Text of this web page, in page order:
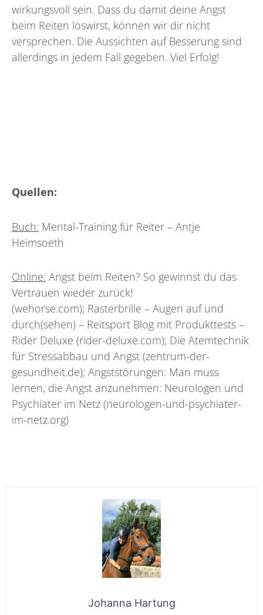
wirkungsvoll sein. Dass du damit deine Angst
beim Reiten loswirst, können wir dir nicht
versprechen. Die Aussichten auf Besserung sind
allerdings in jedem Fall gegeben. Viel Erfolg!
Quellen:
Buch: Mental-Training für Reiter – Antje
Heimsoeth
Online: Angst beim Reiten? So gewinnst du das
Vertrauen wieder zurück!
(wehorse.com); Rasterbrille – Augen auf und
durch(sehen) – Reitsport Blog mit Produkttests –
Rider Deluxe (rider-deluxe.com); Die Atemtechnik
für Stressabbau und Angst (zentrum-der-
gesundheit.de); Angststörungen: Man muss
lernen, die Angst anzunehmen: Neurologen und
Psychiater im Netz (neurologen-und-psychiater-
im-netz.org)
Johanna Hartung